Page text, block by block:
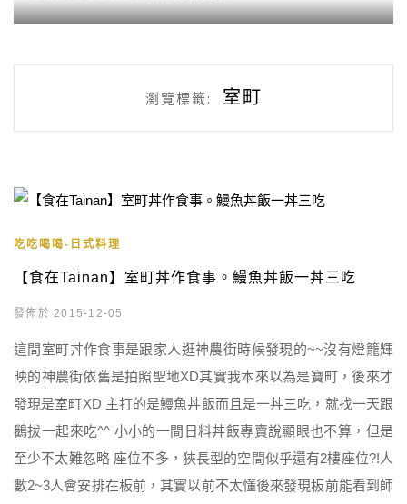
瀏覽標籤: 室町
吃吃喝喝-日式料理
【食在Tainan】室町丼作食事。鰻魚丼飯一丼三吃
發佈於 2015-12-05
這間室町丼作食事是跟家人逛神農街時候發現的~~沒有燈籠輝
映的神農街依舊是拍照聖地XD其實我本來以為是寶町，後來才
發現是室町XD 主打的是鰻魚丼飯而且是一丼三吃，就找一天跟
鵝拔一起來吃^^ 小小的一間日料丼飯專賣說顯眼也不算，但是
至少不太難忽略 座位不多，狹長型的空間似乎還有2樓座位?!人
數2~3人會安排在板前，其實以前不太懂後來發現板前能看到師